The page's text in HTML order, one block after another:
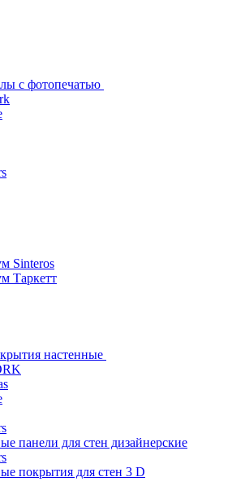
с фотопечатью
Sinteros
Таркетт
настенные
панели для стен дизайнерские
покрытия для стен 3 D